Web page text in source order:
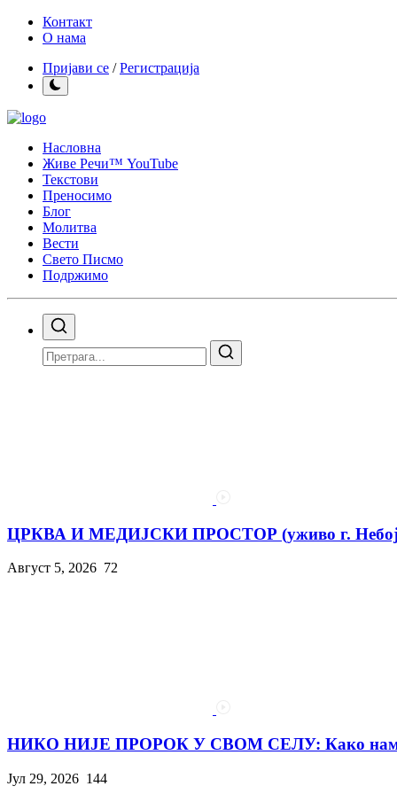
Контакт
О нама
Пријави се /Регистрација
Насловна
Живе Речи™ YouTube
Текстови
Преносимо
Блог
Молитва
Вести
Свето Писмо
Подржимо
ЦРКВА И МЕДИЈСКИ ПРОСТОР (уживо г.
Август 5, 2026 72
НИКО НИЈЕ ПРОРОК У СВОМ СЕЛУ: Како нам
Јул 29, 2026 144